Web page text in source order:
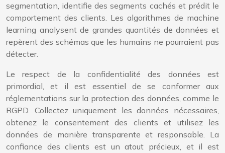
segmentation, identifie des segments cachés et prédit le
comportement des clients. Les algorithmes de machine
learning analysent de grandes quantités de données et
repèrent des schémas que les humains ne pourraient pas
détecter.
Le respect de la confidentialité des données est
primordial, et il est essentiel de se conformer aux
réglementations sur la protection des données, comme le
RGPD. Collectez uniquement les données nécessaires,
obtenez le consentement des clients et utilisez les
données de manière transparente et responsable. La
confiance des clients est un atout précieux, et il est